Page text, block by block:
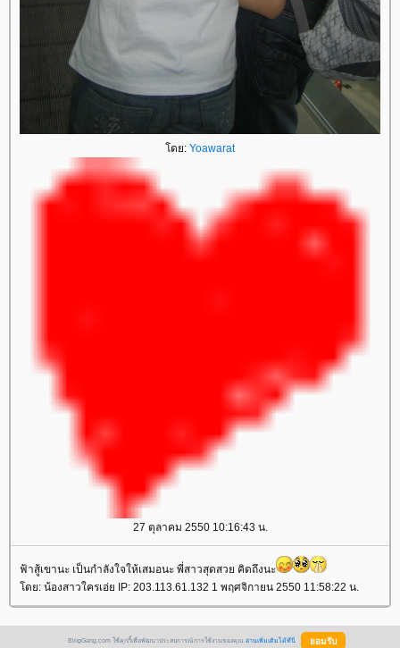
ดย: Yoawarat
27 ตุลาคม 2550 10:16:43 น.
ฟ้าสู้เขานะ เป็นกำลังใจให้เสมอนะ พี่สาวสุดสวย คิดถึงนะ
ดย: น้องสาวใครเอ่ย IP: 203.113.61.132 1 พฤศจิกายน 2550 11:58:22 น.
BlogGang.com ใช้คุกกี้เพื่อพัฒนาประสบการณ์การใช้งานของคุณ อ่านเพิ่มเติมได้ที่นี่